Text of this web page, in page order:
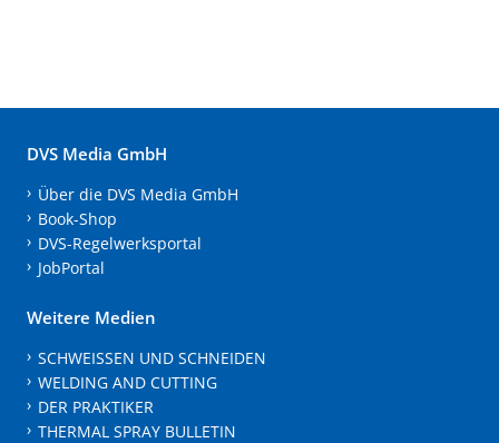
DVS Media GmbH
Über die DVS Media GmbH
Book-Shop
DVS-Regelwerksportal
JobPortal
Weitere Medien
SCHWEISSEN UND SCHNEIDEN
WELDING AND CUTTING
DER PRAKTIKER
THERMAL SPRAY BULLETIN